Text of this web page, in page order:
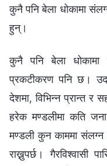
कुनै पनि बेला धोकामा
हुन्।
कुनै पनि बेला
प्रकटीकरण पनि छ।
देशमा, विभिन्न प्रान्त र
हरेक मण्डलीमा कति
मण्डली कुन काममा
राख्नुपर्छ। गैरविश्‍वासी